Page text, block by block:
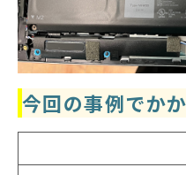
今回の事例でか